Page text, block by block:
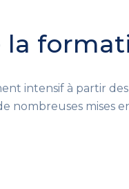
la
intensif à partir
nombreuses mises